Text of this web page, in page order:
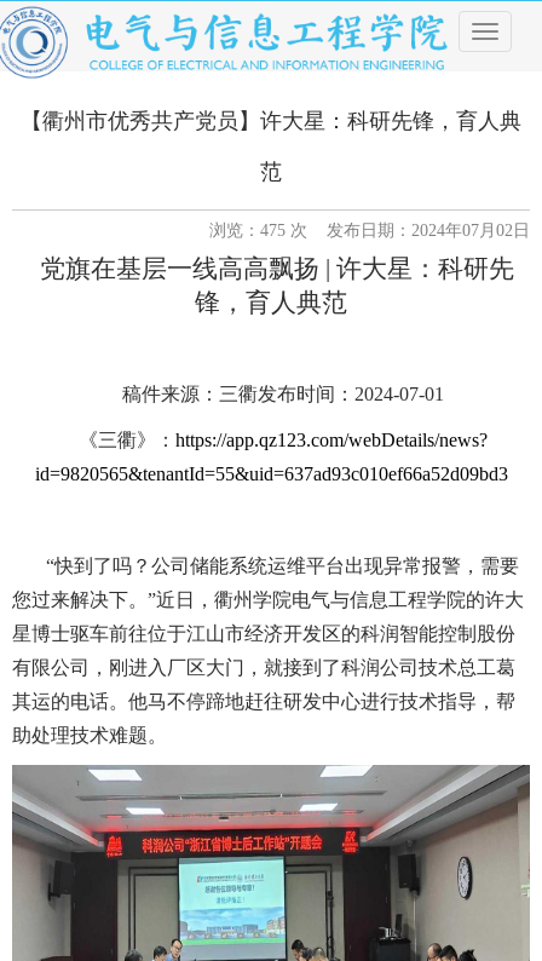
导
航
单
【衢州市优秀共产党员】许大星：科研先锋，育人典
范
浏览： 475 次 发布日期：2024年07月02日
党旗在基层一线高高飘扬 | 许大星 ：科研先
锋，育人典范
稿件来源： 三衢发布时间：2024-07-01
《三衢》： https://app.qz123.com/webDetails/news?
id=9820565&tenantId=55&uid=637ad93c010ef66a52d09bd3
“快到了吗？公司储能系统运维平台出现异常报警，需要
您过来解决下。”近日，衢州学院电气与信息工程学院的许大
星博士驱车前往位于江山市经济开发区的科润智能控制股份
有限公司，刚进入厂区大门，就接到了科润公司技术总工葛
其运的电话。他马不停蹄地赶往研发中心进行技术指导，帮
助处理技术难题。